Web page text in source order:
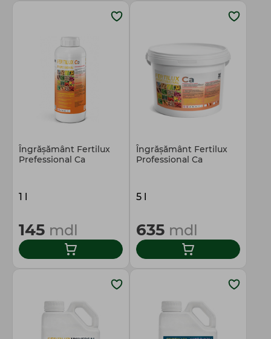
Îngrășământ Fertilux
Prefessional Ca
1 l
145 mdl
Îngrășământ Fertilux
Professional Ca
5 l
635 mdl